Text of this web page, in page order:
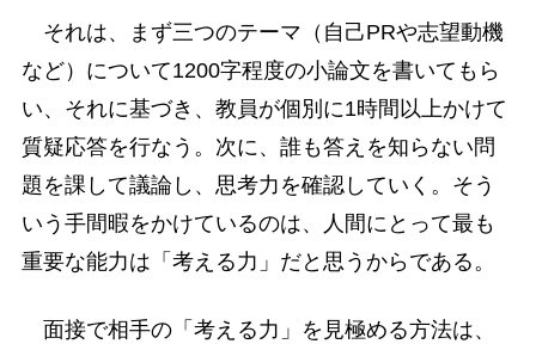
それは、まず三つのテーマ（自己PRや志望動機
など）について1200字程度の小論文を書いてもら
い、それに基づき、教員が個別に1時間以上かけて
質疑応答を行なう。次に、誰も答えを知らない問
題を課して議論し、思考力を確認していく。そう
いう手間暇をかけているのは、人間にとって最も
重要な能力は「考える力」だと思うからである。
面接で相手の「考える力」を見極める方法は、